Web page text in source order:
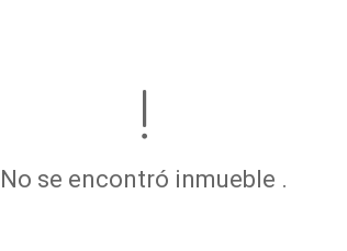
No se encontró inmueble .